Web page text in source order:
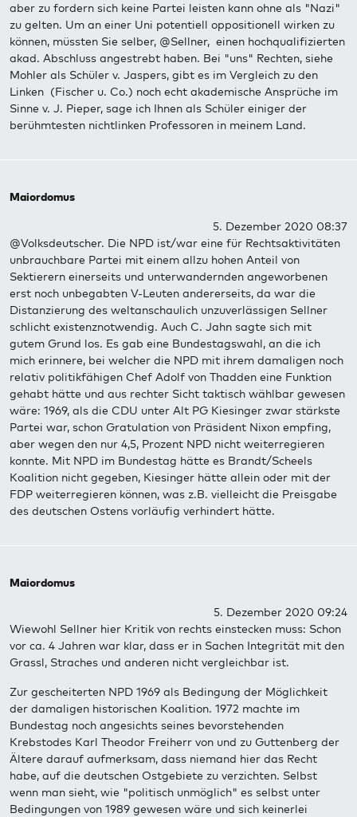
aber zu fordern sich keine Partei leisten kann ohne als "Nazi"
zu gelten. Um an einer Uni potentiell oppositionell wirken zu
können, müssten Sie selber, @Sellner, einen hochqualifizierten
akad. Abschluss angestrebt haben. Bei "uns" Rechten, siehe
Mohler als Schüler v. Jaspers, gibt es im Vergleich zu den
Linken (Fischer u. Co.) noch echt akademische Ansprüche im
Sinne v. J. Pieper, sage ich Ihnen als Schüler einiger der
berühmtesten nichtlinken Professoren in meinem Land.
Maiordomus
5. Dezember 2020 08:37
@Volksdeutscher. Die NPD ist/war eine für Rechtsaktivitäten
unbrauchbare Partei mit einem allzu hohen Anteil von
Sektierern einerseits und unterwandernden angeworbenen
erst noch unbegabten V-Leuten andererseits, da war die
Distanzierung des weltanschaulich unzuverlässigen Sellner
schlicht existenznotwendig. Auch C. Jahn sagte sich mit
gutem Grund los. Es gab eine Bundestagswahl, an die ich
mich erinnere, bei welcher die NPD mit ihrem damaligen noch
relativ politikfähigen Chef Adolf von Thadden eine Funktion
gehabt hätte und aus rechter Sicht taktisch wählbar gewesen
wäre: 1969, als die CDU unter Alt PG Kiesinger zwar stärkste
Partei war, schon Gratulation von Präsident Nixon empfing,
aber wegen den nur 4,5, Prozent NPD nicht weiterregieren
konnte. Mit NPD im Bundestag hätte es Brandt/Scheels
Koalition nicht gegeben, Kiesinger hätte allein oder mit der
FDP weiterregieren können, was z.B. vielleicht die Preisgabe
des deutschen Ostens vorläufig verhindert hätte.
Maiordomus
5. Dezember 2020 09:24
Wiewohl Sellner hier Kritik von rechts einstecken muss: Schon
vor ca. 4 Jahren war klar, dass er in Sachen Integrität mit den
Grassl, Straches und anderen nicht vergleichbar ist.
Zur gescheiterten NPD 1969 als Bedingung der Möglichkeit
der damaligen historischen Koalition. 1972 machte im
Bundestag noch angesichts seines bevorstehenden
Krebstodes Karl Theodor Freiherr von und zu Guttenberg der
Ältere darauf aufmerksam, dass niemand hier das Recht
habe, auf die deutschen Ostgebiete zu verzichten. Selbst
wenn man sieht, wie "politisch unmöglich" es selbst unter
Bedingungen von 1989 gewesen wäre und sich keinerlei